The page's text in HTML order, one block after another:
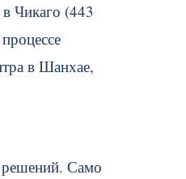
Чикаго (443
в Шанхае,
решений. Само